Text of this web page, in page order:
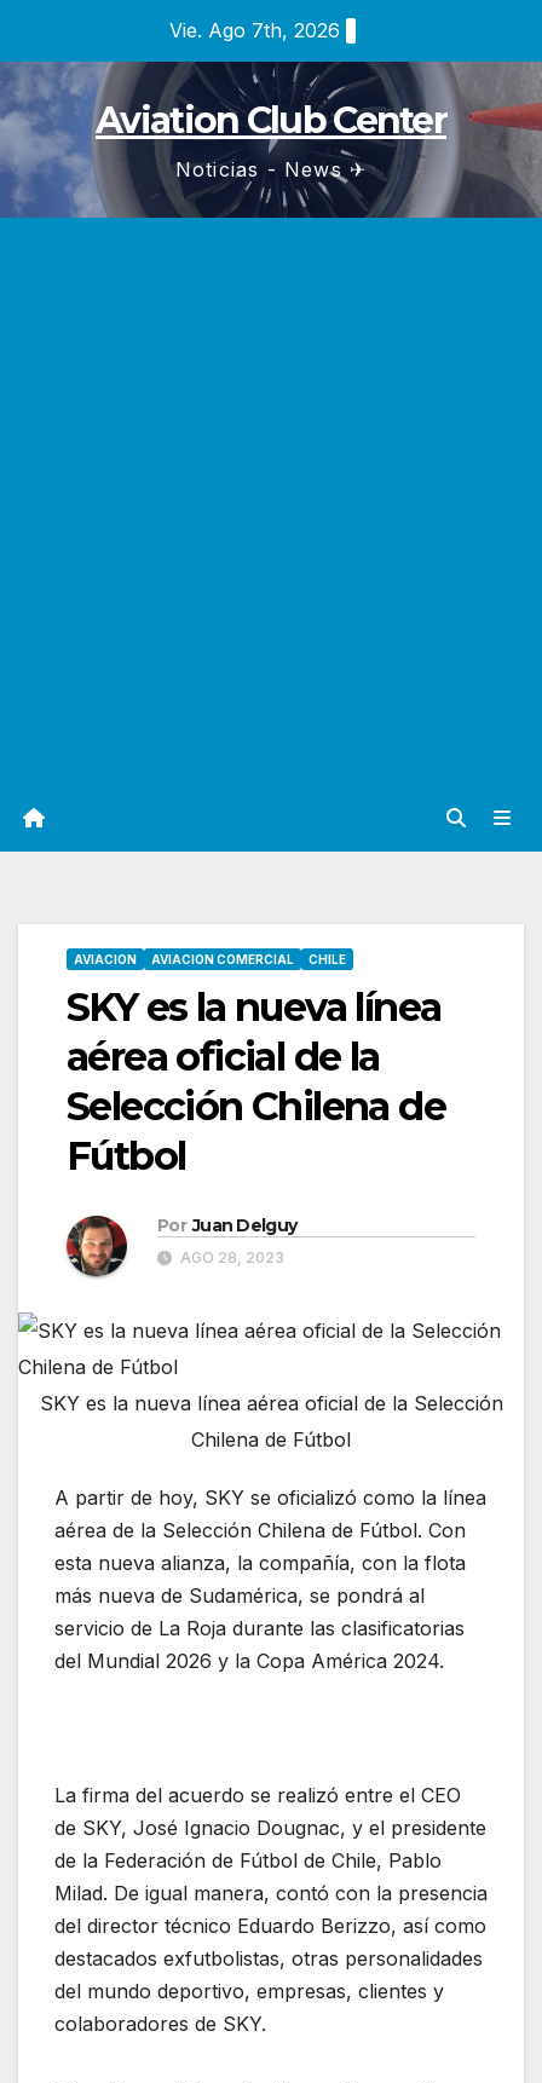
contenido
Vie. Ago 7th, 2026
Aviation Club Center
Noticias - News ✈
AVIACION AVIACION COMERCIAL CHILE
SKY es la nueva línea
aérea oficial de la
Selección Chilena de
Fútbol
Por Juan Delguy
AGO 28, 2023
SKY es la nueva línea aérea oficial de la Selección
Chilena de Fútbol
A partir de hoy, SKY se oficializó como la línea
aérea de la Selección Chilena de Fútbol. Con
esta nueva alianza, la compañía, con la flota
más nueva de Sudamérica, se pondrá al
servicio de La Roja durante las clasificatorias
del Mundial 2026 y la Copa América 2024.
La firma del acuerdo se realizó entre el CEO
de SKY, José Ignacio Dougnac, y el presidente
de la Federación de Fútbol de Chile, Pablo
Milad. De igual manera, contó con la presencia
del director técnico Eduardo Berizzo, así como
destacados exfutbolistas, otras personalidades
del mundo deportivo, empresas, clientes y
colaboradores de SKY.